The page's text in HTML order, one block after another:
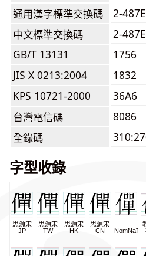
通用漢字標準交換碼
2-487E
中文標準交換碼
2-487E
GB/T 13131
1756
JIS X 0213:2004
1832
KPS 10721-2000
36A6
台灣電信碼
8086
全錄碼
字型收錄
思源宋
JP
思源宋
TW
思源宋
HK
思源宋
CN